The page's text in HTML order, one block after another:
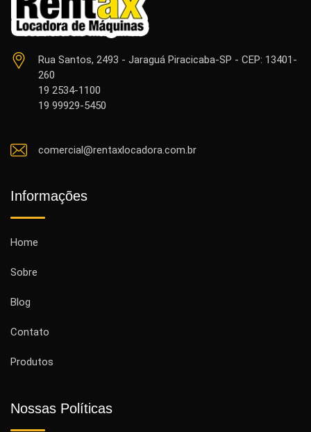
Rua Santos, 2493 - Jaraguá Piracicaba-SP - CEP: 13401-
260
19 2534-1100
19 99929-5450
comercial@rentaxlocadora.com.br
Informações
Home
Sobre
Blog
Contato
Produtos
Nossas Políticas